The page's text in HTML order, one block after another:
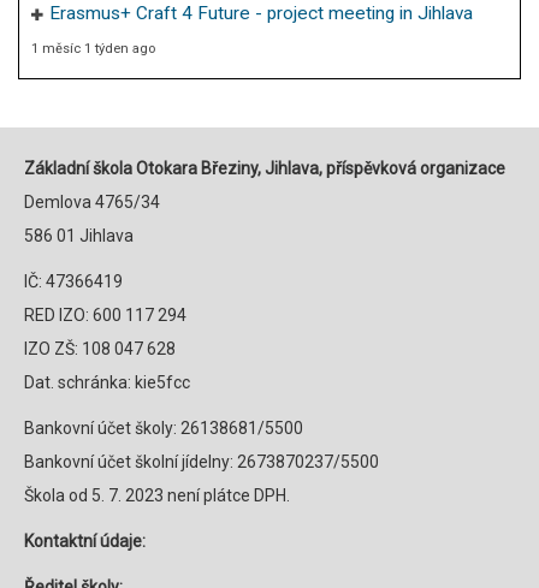
Erasmus+ Craft 4 Future - project meeting in Jihlava
1 měsíc 1 týden ago
Základní škola Otokara Březiny, Jihlava, příspěvková organizace
Demlova 4765/34
586 01 Jihlava
IČ: 47366419
RED IZO: 600 117 294
IZO ZŠ: 108 047 628
Dat. schránka: kie5fcc
Bankovní účet školy: 26138681/5500
Bankovní účet školní jídelny: 2673870237/5500
Škola od 5. 7. 2023 není plátce DPH.
Kontaktní údaje: